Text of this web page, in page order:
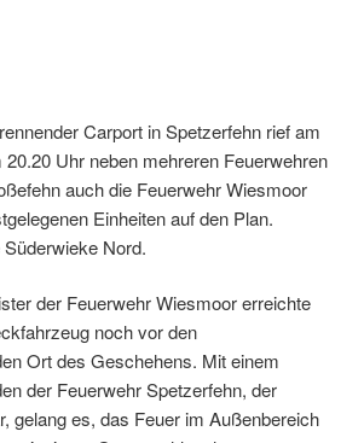
Carport in Spetzerfehn rief am
Uhr neben mehreren Feuerwehren
auch die Feuerwehr Wiesmoor
Einheiten auf den Plan.
Nord.
der Feuerwehr Wiesmoor erreichte
noch vor den
Ort des Geschehens. Mit einem
der Feuerwehr Spetzerfehn, der
gelang es, das Feuer im Außenbereich